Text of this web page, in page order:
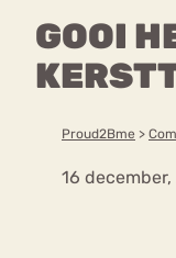
GOOI
Proud2Bme >
16 december,
Content
Over ons
Over proud2bme
Contact
Vacatures